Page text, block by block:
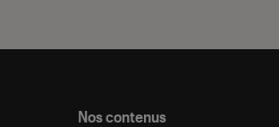
Nos contenus